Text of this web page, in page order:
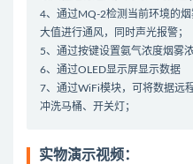
4、通过MQ-2检测当前环境的
大值进行通风，同时声光报警；
5、通过按键设置氨气浓度烟雾
6、通过OLED显示屏显示数据
7、通过WiFi模块，可将数据远
冲洗马桶、开关灯；
实物演示视频：